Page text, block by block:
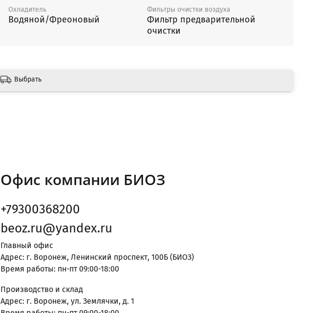
Охладитель
Водяной/Фреоновый
Фильтры очистки воздуха
Фильтр предварительной
очистки
Выбрать
Офис компании БИОЗ
+79300368200
beoz.ru@yandex.ru
Главный офис
Адрес: г. Воронеж, Ленинский проспект, 100Б (БИОЗ)
Время работы: пн-пт 09:00-18:00
Производство и склад
Адрес: г. Воронеж, ул. Землячки, д. 1